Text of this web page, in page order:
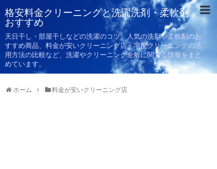
格安料金クリーニングと洗濯洗剤・柔軟剤
おすすめ
天日干し・部屋干しなどの洗濯のコツ、人気の洗剤や柔軟剤のお
すすめ商品、料金が安いクリーニング店・宅配クリーニングの活
用方法の比較など、洗濯やクリーニング全般に関する情報をまと
めています。
ホーム 料金が安いクリーニング店